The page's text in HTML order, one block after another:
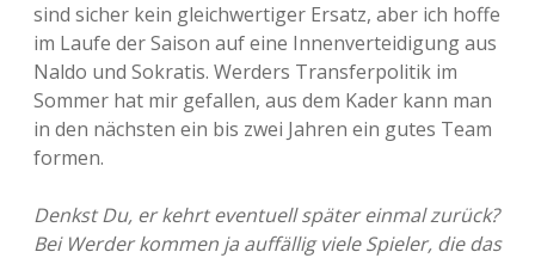
sind sicher kein gleichwertiger Ersatz, aber ich hoffe
im Laufe der Saison auf eine Innenverteidigung aus
Naldo und Sokratis. Werders Transferpolitik im
Sommer hat mir gefallen, aus dem Kader kann man
in den nächsten ein bis zwei Jahren ein gutes Team
formen.
Denkst Du, er kehrt eventuell später einmal zurück?
Bei Werder kommen ja auffällig viele Spieler, die das